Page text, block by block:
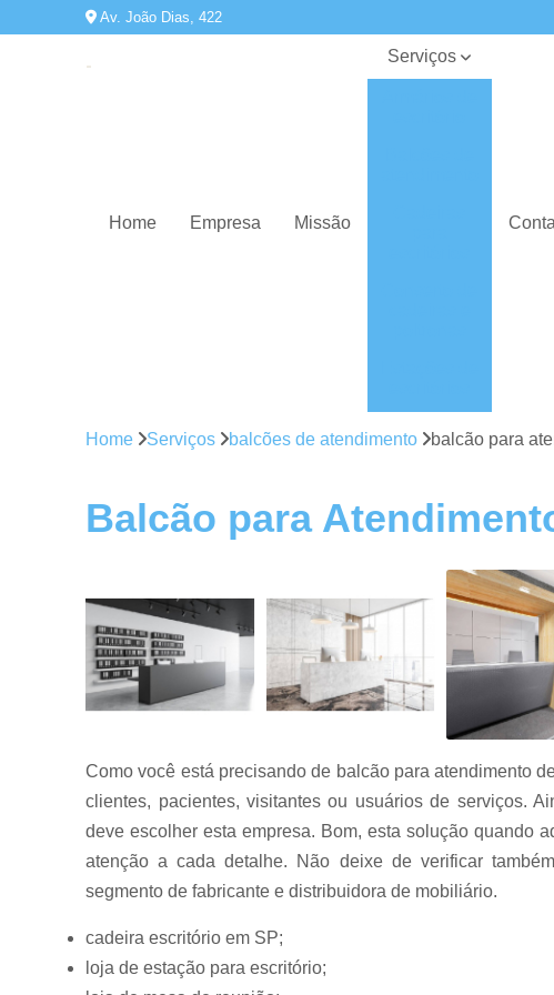
Av. João Dias, 422
Home Empresa Missão
Serviços
Mesas de
Mesas para
escritórios
Móveis para
escritórios
Reformas
de móveis
de escritório
Home Serviços balcões de atendimento balcão para
Balcão para
Como você está precisando de balcão para atendimento
clientes, pacientes, visitantes ou usuários de serviços.
deve escolher esta empresa. Bom, esta solução quando
atenção a cada detalhe. Não deixe de verificar
segmento de fabricante e distribuidora de mobiliário.
cadeira escritório em SP;
loja de estação para escritório;